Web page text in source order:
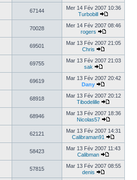
67144
Mer 14 Fév 2007 10:36
Turbobill
70028
Mer 14 Fév 2007 08:46
rogers
69501
Mar 13 Fév 2007 21:05
Chris
69755
Mar 13 Fév 2007 21:03
sak
69619
Mar 13 Fév 2007 20:42
Dany
68918
Mar 13 Fév 2007 20:12
Tibodelille
68946
Mar 13 Fév 2007 18:36
Nicolas57
62121
Mar 13 Fév 2007 14:31
Calibraman91
58423
Mar 13 Fév 2007 11:43
Calibman
57815
Mar 13 Fév 2007 08:55
denis